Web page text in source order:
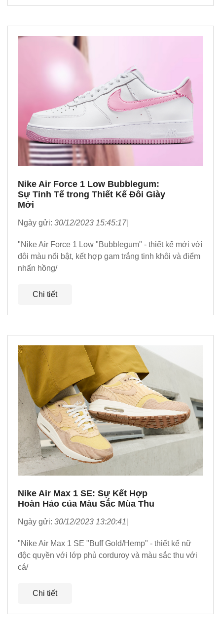
Nike Air Force 1 Low Bubblegum:
Sự Tinh Tế trong Thiết Kế Đôi Giày
Mới
Ngày gửi: 30/12/2023 15:45:17
"Nike Air Force 1 Low "Bubblegum" - thiết kế mới với
đôi màu nổi bật, kết hợp gam trắng tinh khôi và điểm
nhấn hồng/
Chi tiết
Nike Air Max 1 SE: Sự Kết Hợp
Hoàn Hảo của Màu Sắc Mùa Thu
Ngày gửi: 30/12/2023 13:20:41
"Nike Air Max 1 SE "Buff Gold/Hemp" - thiết kế nữ
độc quyền với lớp phủ corduroy và màu sắc thu với
cá/
Chi tiết